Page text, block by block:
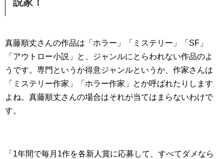
真藤順丈さんの作品は「ホラー」「ミステリー」「SF」
「アウトロー小説」と、ジャンルにとらわれない作品のよ
うです。専門というか得意ジャンルというか、作家さんは
「ミステリー作家」「ホラー作家」とか呼ばれたりします
よね。真藤順丈さんの場合はそれが当てはまらないわけで
す。
「1年間で毎月1作を各新人賞に応募して、すべてダメなら